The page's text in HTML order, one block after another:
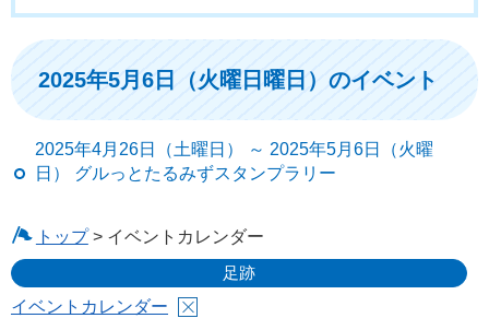
2025年5月6日（火曜日曜日）のイベント
2025年4月26日（土曜日） ～ 2025年5月6日（火曜
日） グルっとたるみずスタンプラリー
トップ> イベントカレンダー
足跡
イベントカレンダー